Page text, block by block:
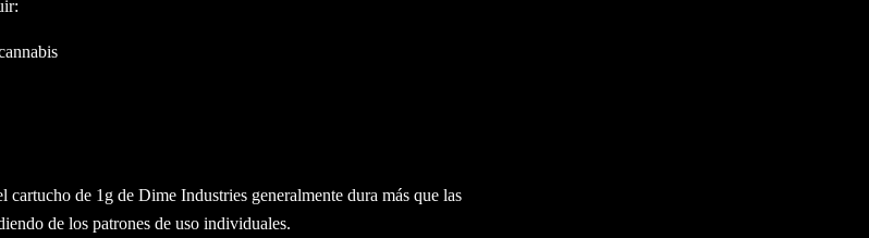
cartucho de 1g de Dime Industries generalmente dura más que las
de los patrones de uso individuales.